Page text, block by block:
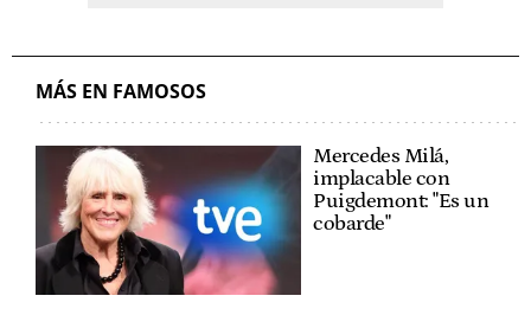
MÁS EN FAMOSOS
Mercedes Milá,
implacable con
Puigdemont: "Es un
cobarde"